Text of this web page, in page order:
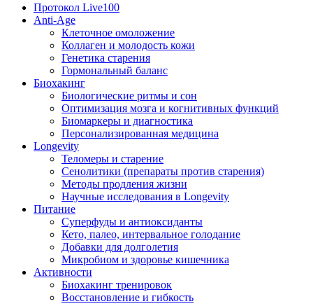
Протокол Live100
Anti-Age
Клеточное омоложение
Коллаген и молодость кожи
Генетика старения
Гормональный баланс
Биохакинг
Биологические ритмы и сон
Оптимизация мозга и когнитивных функций
Биомаркеры и диагностика
Персонализированная медицина
Longevity
Теломеры и старение
Сенолитики (препараты против старения)
Методы продления жизни
Научные исследования в Longevity
Питание
Суперфуды и антиоксиданты
Кето, палео, интервальное голодание
Добавки для долголетия
Микробиом и здоровье кишечника
Активности
Биохакинг тренировок
Восстановление и гибкость